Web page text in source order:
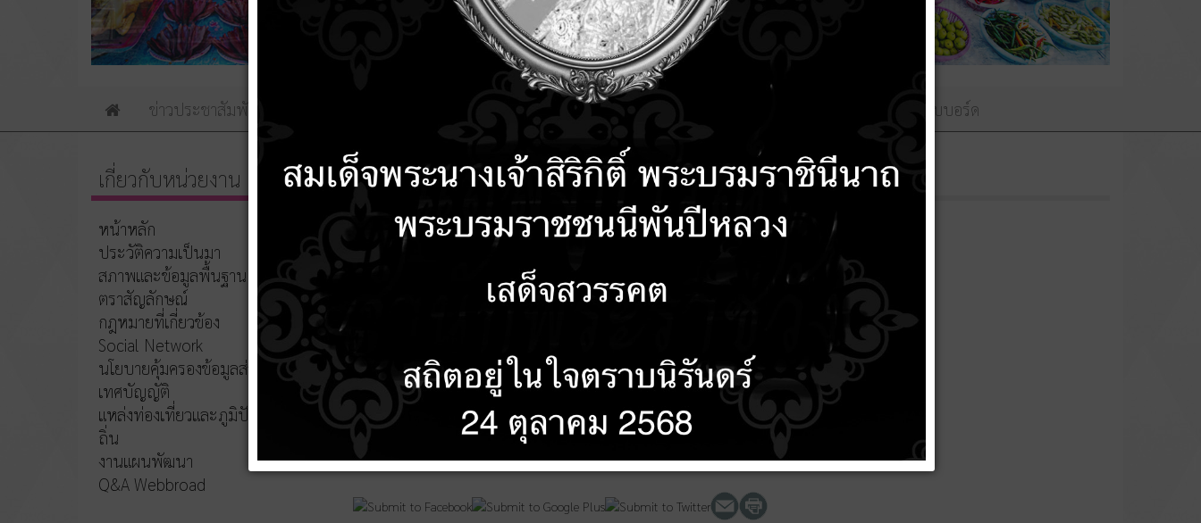
ข่าวประชาสัมพันธ์ ติดต่อเรา เว็บบอร์ด
รายงานผลการป้องกันการทุจริตประจำปี 2566
17 กุมภาพันธ์ 2567
รายงานผลการป้องกันการทุจริตประจำปี 2566
เกี่ยวกับหน่วยงาน
หน้าหลัก
ประวัติความเป็นมา
สภาพและข้อมูลพื้นฐาน
ตราสัญลักษณ์
กฎหมายที่เกี่ยวข้อง
Social Network
นโยบายคุ้มครองข้อมูลส่วนบุคคล
เทศบัญญัติ
แหล่งท่องเที่ยวและภูมิปัญญาท้อง
ถิ่น
งานแผนพัฒนา
Q&A Webbroad